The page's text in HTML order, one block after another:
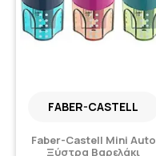
FABER-CASTELL
Faber-Castell Mini Auto
Ξύστρα Βαρελάκι